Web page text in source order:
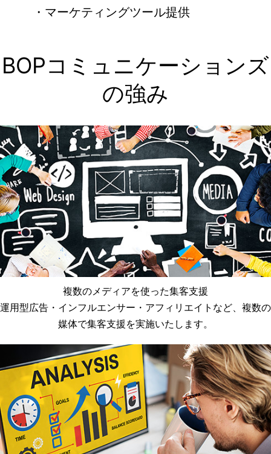
・マーケティングツール提供
BOPコミュニケーションズ
の強み
複数のメディアを使った集客支援
運用型広告・インフルエンサー・アフィリエイトなど、複数の
媒体で集客支援を実施いたします。